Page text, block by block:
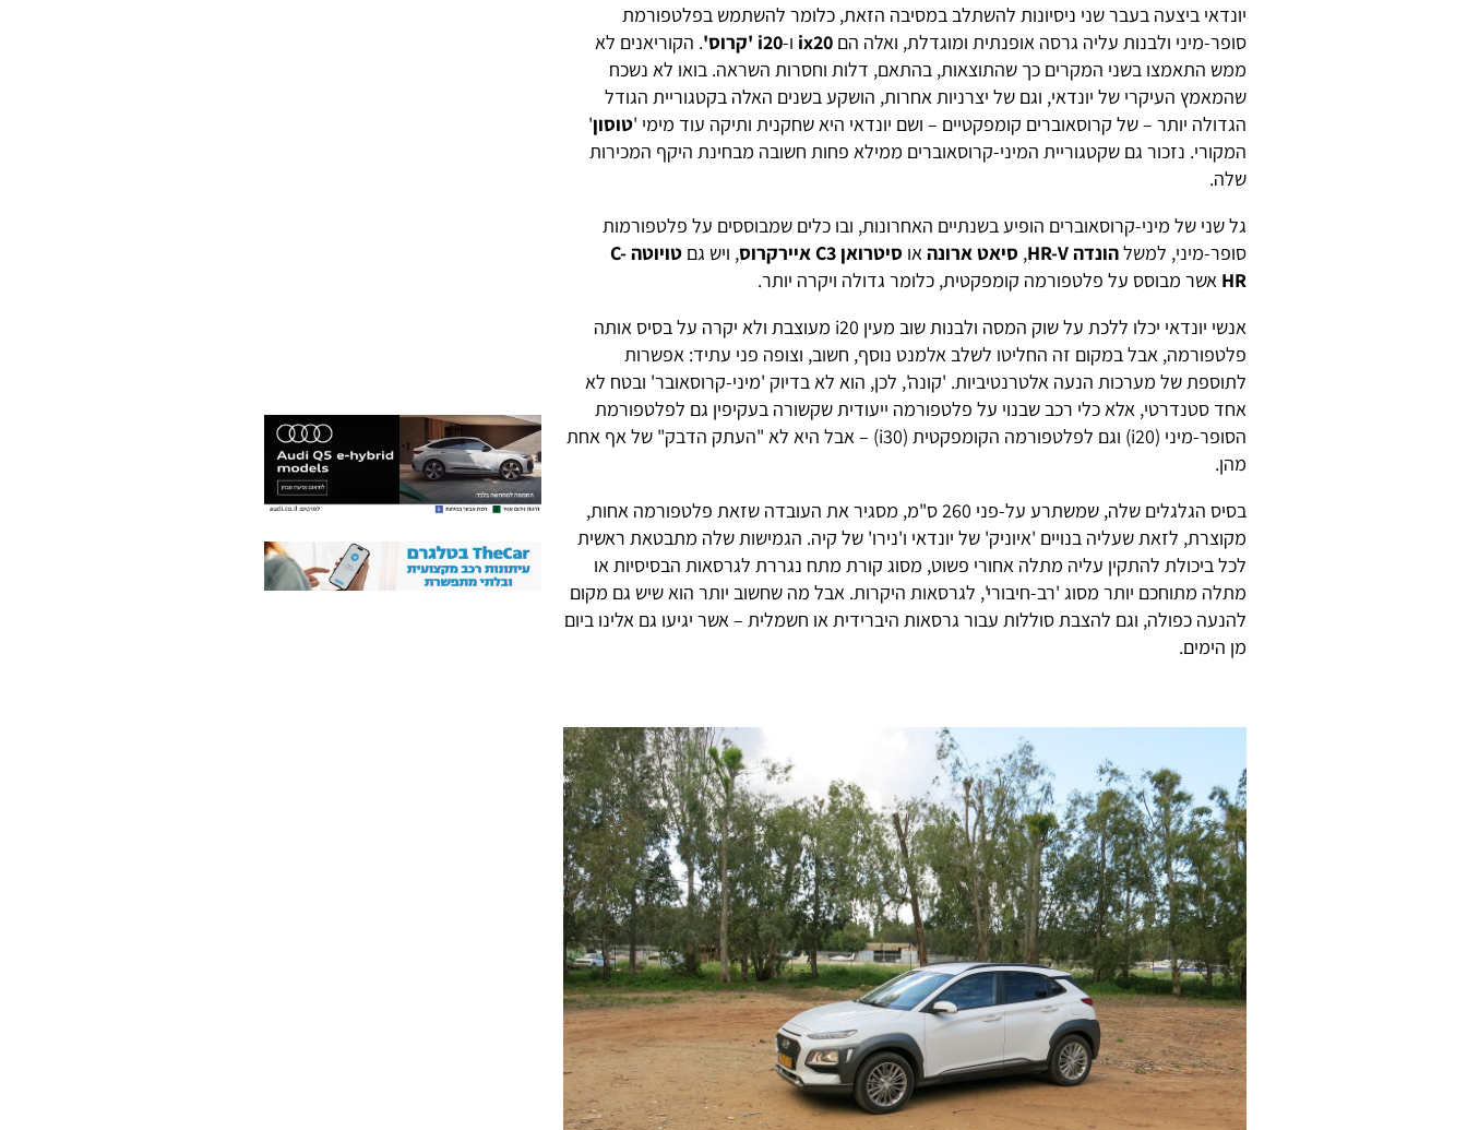
יונדאי ביצעה בעבר שני ניסיונות להשתלב במסיבה הזאת, כלומר להשתמש בפלטפורמת
סופר-מיני ולבנות עליה גרסה אופנתית ומוגדלת, ואלה הם ix20 ו-i20 'קרוס'
. הקוריאנים לא
ממש התאמצו בשני המקרים כך שהתוצאות, בהתאם, דלות וחסרות השראה. בואו לא נשכח
שהמאמץ העיקרי של יונדאי, וגם של יצרניות אחרות, הושקע בשנים האלה בקטגוריית הגודל
הגדולה יותר – של קרוסאוברים קומפקטיים – ושם יונדאי היא שחקנית ותיקה עוד מימי 'טוסון'
המקורי. נזכור גם שקטגוריית המיני-קרוסאוברים ממילא פחות חשובה מבחינת היקף המכירות
שלה.
גל שני של מיני-קרוסאוברים הופיע בשנתיים האחרונות, ובו כלים שמבוססים על פלטפורמות
סופר-מיני, למשלהונדה HR-V , סיאט ארונהאו סיטרואן C3 איירקרוס , ויש גם
טויוטה C-
HR אשר מבוסס על פלטפורמה קומפקטית, כלומר גדולה ויקרה יותר.
אנשי יונדאי יכלו ללכת על שוק המסה ולבנות שוב מעין i20 מעוצבת ולא יקרה על בסיס אותה
פלטפורמה, אבל במקום זה החליטו לשלב אלמנט נוסף, חשוב, וצופה פני עתיד: אפשרות
לתוספת של מערכות הנעה אלטרנטיביות. 'קונה', לכן, הוא לא בדיוק 'מיני-קרוסאובר' ובטח לא
אחד סטנדרטי, אלא כלי רכב שבנוי על פלטפורמה ייעודית שקשורה בעקיפין גם לפלטפורמת
הסופר-מיני (i20) וגם לפלטפורמה הקומפקטית (i30) – אבל היא לא "העתק הדבק" של אף אחת
מהן.
בסיס הגלגלים שלה, שמשתרע על-פני 260 ס"מ, מסגיר את העובדה שזאת פלטפורמה אחות,
מקוצרת, לזאת שעליה בנויים 'איוניק' של יונדאי ו'נירו' של קיה. הגמישות שלה מתבטאת ראשית
לכל ביכולת להתקין עליה מתלה אחורי פשוט, מסוג קורת מתח נגררת לגרסאות הבסיסיות או
מתלה מתוחכם יותר מסוג 'רב-חיבורי', לגרסאות היקרות. אבל מה שחשוב יותר הוא שיש גם מקום
להנעה כפולה, וגם להצבת סוללות עבור גרסאות היברידית או חשמלית – אשר יגיעו גם אלינו ביום
מן הימים.